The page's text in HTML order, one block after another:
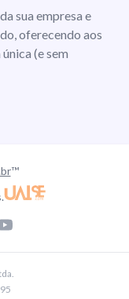
sua empresa e
oferecendo aos
(e sem
™